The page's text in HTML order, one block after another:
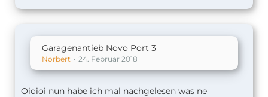
Garagenantieb Novo Port 3
Norbert 24. Februar 2018
Oioioi nun habe ich mal nachgelesen was ne